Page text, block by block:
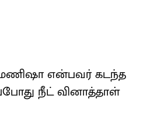
மணிஷா என்​பவர் கடந்த
நீட் வினாத்​தாள்